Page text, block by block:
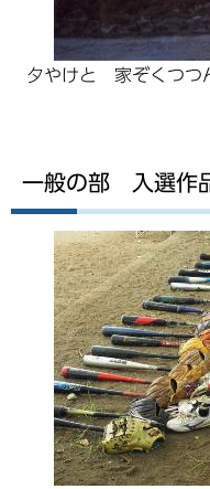
夕やけと 家ぞくつ
一般の部 入選作